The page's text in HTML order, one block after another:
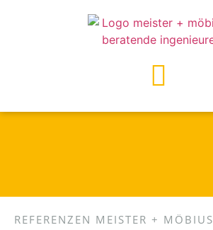
REFERENZEN MEISTER + MÖBIUS